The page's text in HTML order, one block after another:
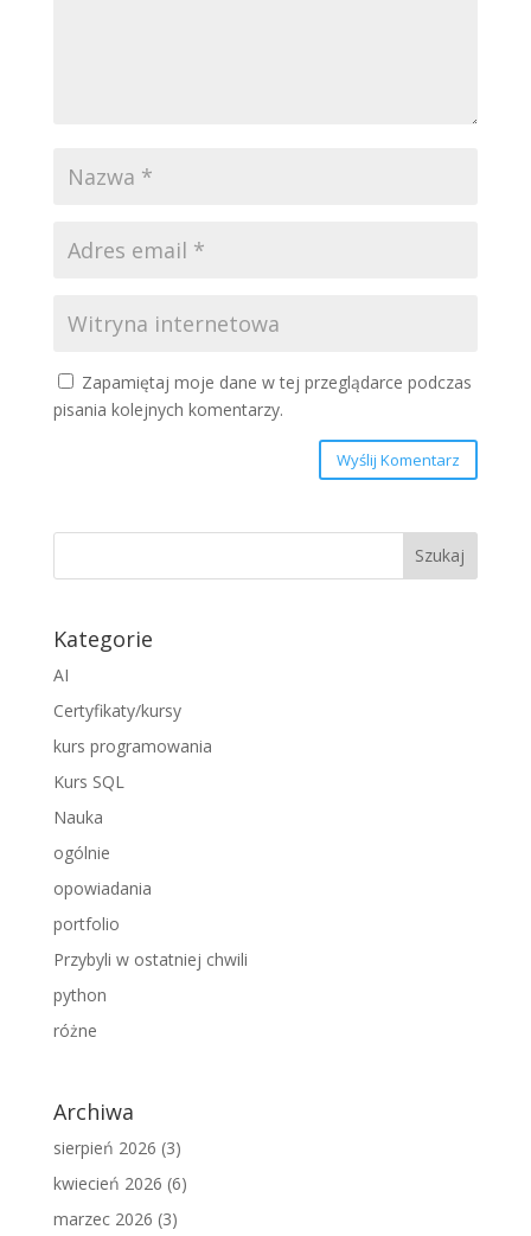
Zapamiętaj moje dane w tej przeglądarce podczas
pisania kolejnych komentarzy.
Wyślij Komentarz
Kategorie
AI
Certyfikaty/kursy
kurs programowania
Kurs SQL
Nauka
ogólnie
opowiadania
portfolio
Przybyli w ostatniej chwili
python
różne
Archiwa
sierpień 2026 (3)
kwiecień 2026 (6)
marzec 2026 (3)